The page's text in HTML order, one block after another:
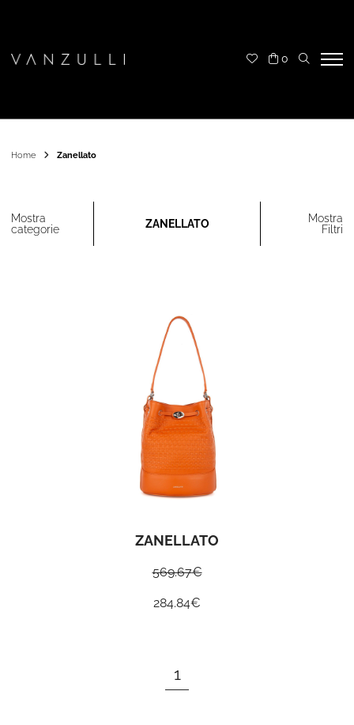
0
Home Zanellato
Mostra
categorie
ZANELLATO
Mostra
Filtri
ZANELLATO
569.67€
284.84€
1